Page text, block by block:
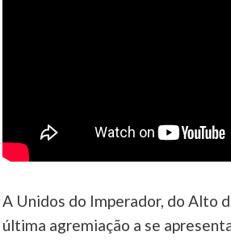
A Unidos do Imperador, do Alto
última agremiação a se